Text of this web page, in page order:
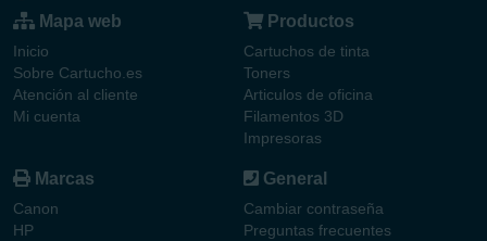
Mapa web
Inicio
Sobre Cartucho.es
Atención al cliente
Mi cuenta
Productos
Cartuchos de tinta
Toners
Articulos de oficina
Filamentos 3D
Impresoras
Marcas
Canon
HP
General
Cambiar contraseña
Preguntas frecuentes